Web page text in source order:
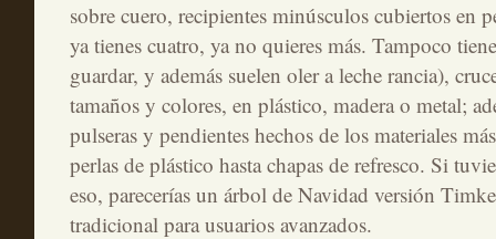
sobre cuero, recipientes minúsculos cubiertos en
ya tienes cuatro, ya no quieres más. Tampoco
guardar, y además suelen oler a leche rancia),
tamaños y colores, en plástico, madera o metal;
pulseras y pendientes hechos de los materiales
perlas de plástico hasta chapas de refresco. Si
eso, parecerías un árbol de Navidad versión
tradicional para usuarios avanzados.